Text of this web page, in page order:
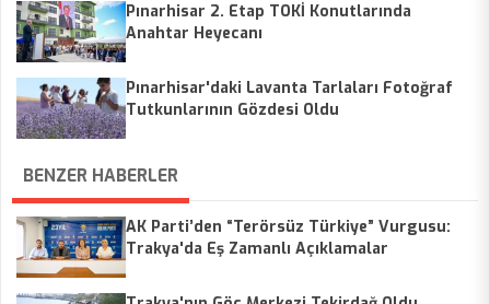
Pınarhisar 2. Etap TOKİ Konutlarında
Anahtar Heyecanı
Pınarhisar'daki Lavanta Tarlaları Fotoğraf
Tutkunlarının Gözdesi Oldu
BENZER HABERLER
AK Parti’den “Terörsüz Türkiye” Vurgusu:
Trakya'da Eş Zamanlı Açıklamalar